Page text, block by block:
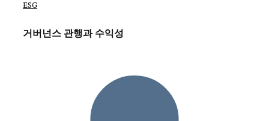
ESG
거버넌스 관행과 수익성